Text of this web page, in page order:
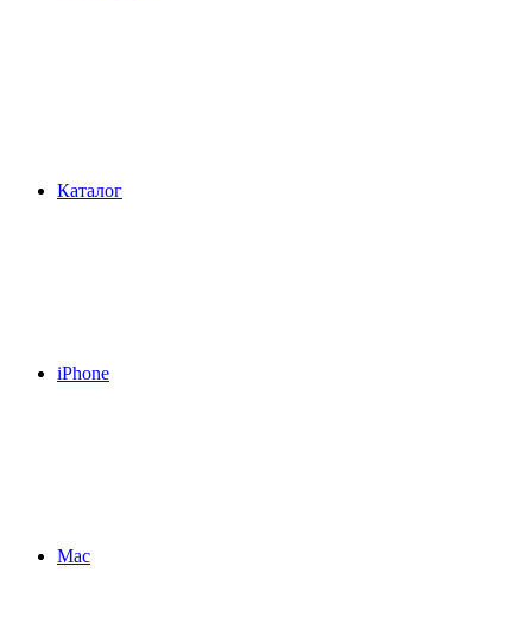
Каталог
iPhone
Mac